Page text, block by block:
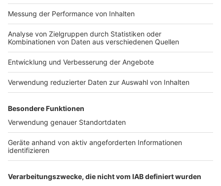
Impressum
Nutzungsbedingungen
Jobs
Presse
Werben
Archiv
ANTENNE BAYERN GROUP
Stiftung ANTENNE BAYERN
hilft
Teilnahmebedingungen
Kontakt
Studio-Hotline
Verkehrs-Hotline
Newsletter